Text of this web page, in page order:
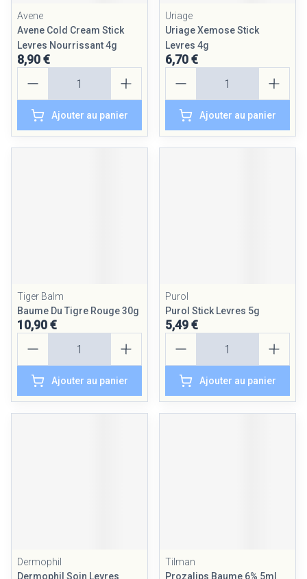
Avene
Avene Cold Cream Stick
Levres Nourrissant 4g
8,90 €
Ajouter au panier
Uriage
Uriage Xemose Stick
Levres 4g
6,70 €
Ajouter au panier
Tiger Balm
Baume Du Tigre Rouge 30g
10,90 €
Ajouter au panier
Purol
Purol Stick Levres 5g
5,49 €
Ajouter au panier
Dermophil
Dermophil Soin Levres
Tilman
Prozalips Baume 6% 5ml